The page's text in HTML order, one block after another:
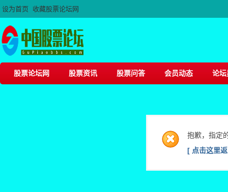
设为首页 收藏股票论坛网
股票论坛网 股票资讯 股票问答 会员动态 论坛
抱歉，指定
[ 点击这里